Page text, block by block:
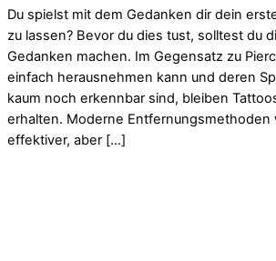
Du spielst mit dem Gedanken dir dein
zu lassen? Bevor du dies tust, solltest du
Gedanken machen. Im Gegensatz zu
einfach herausnehmen kann und deren
kaum noch erkennbar sind, bleiben
erhalten. Moderne Entfernungsmethoden
effektiver, aber […]